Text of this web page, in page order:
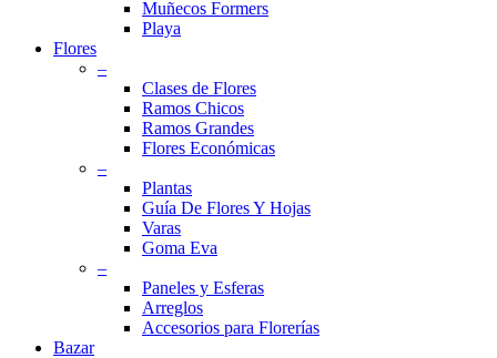
Muñecos Formers
Playa
Flores
–
Clases de Flores
Ramos Chicos
Ramos Grandes
Flores Económicas
–
Plantas
Guía De Flores Y Hojas
Varas
Goma Eva
–
Paneles y Esferas
Arreglos
Accesorios para Florerías
Bazar